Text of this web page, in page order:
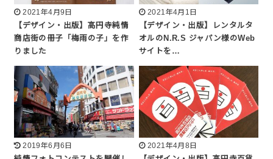
2021年4月9日
【デザイン・出版】高円寺純情
商店街の冊子「梅雨の子」を作
りました
2021年4月1日
【デザイン・出版】レンタルタ
オルのN.R.S ジャパン様のWeb
サイトを…
2019年6月6日
2021年4月8日